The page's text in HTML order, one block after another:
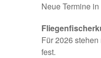
Neue Termine
Für 2026
fest.